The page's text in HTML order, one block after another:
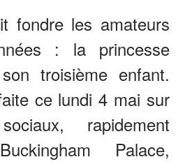
fondre les amateurs
: la princesse
troisième enfant.
ce lundi 4 mai sur
rapidement
Palace,